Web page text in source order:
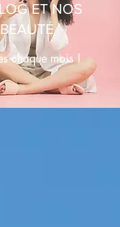
ET NOS
chaque mois !